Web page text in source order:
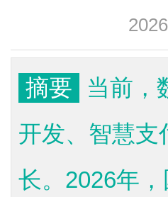
摘要
当前，
开发、智慧支
长。2026年